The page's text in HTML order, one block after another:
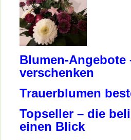
Blumen-Angebote
verschenken
Trauerblumen
Topseller – die
einen Blick